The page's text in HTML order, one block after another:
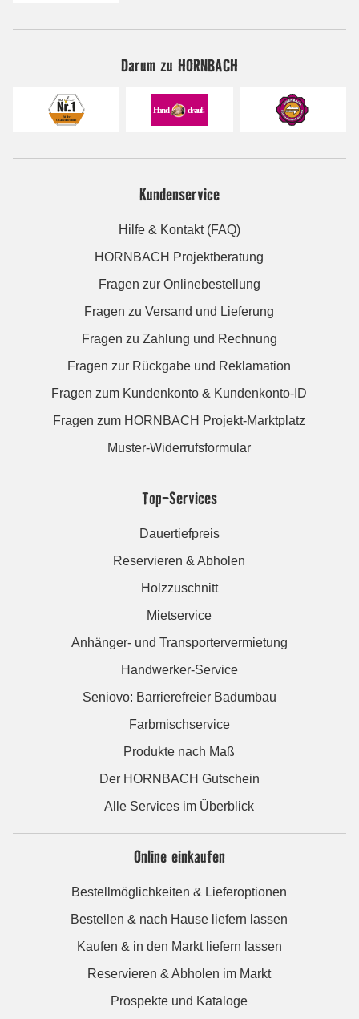
Darum zu HORNBACH
Kundenservice
Hilfe & Kontakt (FAQ)
HORNBACH Projektberatung
Fragen zur Onlinebestellung
Fragen zu Versand und Lieferung
Fragen zu Zahlung und Rechnung
Fragen zur Rückgabe und Reklamation
Fragen zum Kundenkonto & Kundenkonto-ID
Fragen zum HORNBACH Projekt-Marktplatz
Muster-Widerrufsformular
Top-Services
Dauertiefpreis
Reservieren & Abholen
Holzzuschnitt
Mietservice
Anhänger- und Transportervermietung
Handwerker-Service
Seniovo: Barrierefreier Badumbau
Farbmischservice
Produkte nach Maß
Der HORNBACH Gutschein
Alle Services im Überblick
Online einkaufen
Bestellmöglichkeiten & Lieferoptionen
Bestellen & nach Hause liefern lassen
Kaufen & in den Markt liefern lassen
Reservieren & Abholen im Markt
Prospekte und Kataloge